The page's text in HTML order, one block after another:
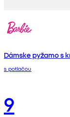
Dámske pyžamo s
s potlačou
9